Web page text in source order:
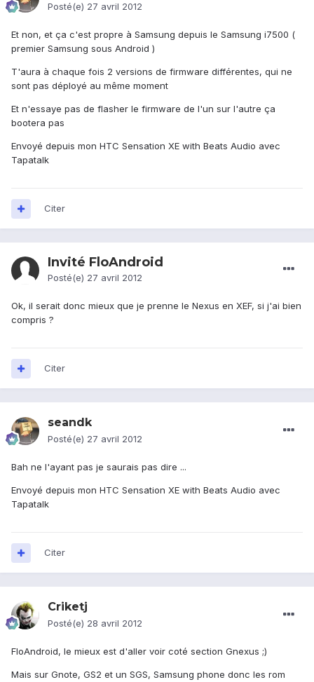
Posté(e) 27 avril 2012
Et non, et ça c'est propre à Samsung depuis le Samsung i7500 (
premier Samsung sous Android )
T'aura à chaque fois 2 versions de firmware différentes, qui ne
sont pas déployé au même moment
Et n'essaye pas de flasher le firmware de l'un sur l'autre ça
bootera pas
Envoyé depuis mon HTC Sensation XE with Beats Audio avec
Tapatalk
Citer
Invité FloAndroid
Posté(e) 27 avril 2012
Ok, il serait donc mieux que je prenne le Nexus en XEF, si j'ai bien
compris ?
Citer
seandk
Posté(e) 27 avril 2012
Bah ne l'ayant pas je saurais pas dire ...
Envoyé depuis mon HTC Sensation XE with Beats Audio avec
Tapatalk
Citer
Criketj
Posté(e) 28 avril 2012
FloAndroid, le mieux est d'aller voir coté section Gnexus ;)
Mais sur Gnote, GS2 et un SGS, Samsung phone donc les rom